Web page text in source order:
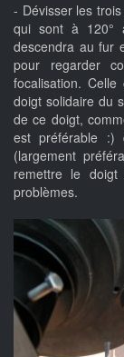
- Dévisser les
qui sont à 120°
descendra au fur
pour regarder
focalisation.
doigt solidaire du
de ce doigt,
est préférable
(largement
remettre le
problèmes.